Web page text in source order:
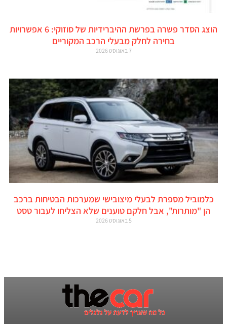
הוצג הסדר פשרה בפרשת ההיברידיות של סוזוקי: 6 אפשרויות
בחירה לחלק מבעלי הרכב המקוריים
7 באוגוסט 2026
כלמוביל מספרת לבעלי מיצובישי שמערכות הבטיחות ברכב
הן "מותרות", אבל חלקם טוענים שלא הצליחו לעבור טסט
5 באוגוסט 2026